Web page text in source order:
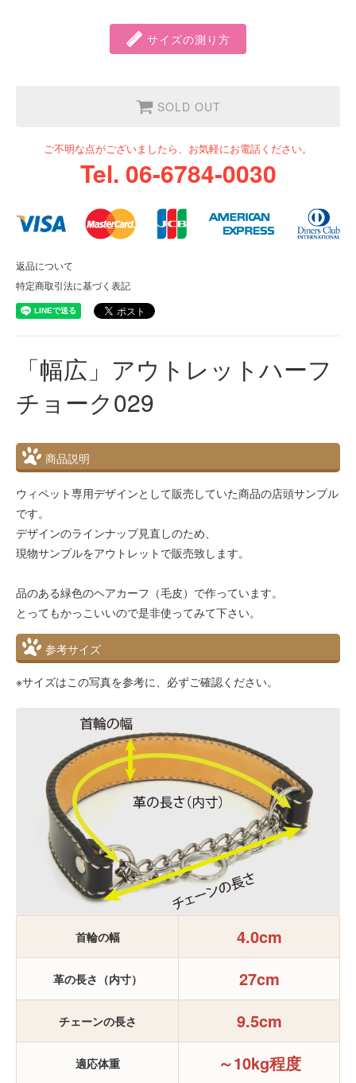
サイズの測り方
SOLD OUT
ご不明な点がございましたら、お気軽にお電話ください。
Tel. 06-6784-0030
返品について
特定商取引法に基づく表記
「幅広」アウトレットハーフ
チョーク029
商品説明
ウィペット専用デザインとして販売していた商品の店頭サンプル
です。
デザインのラインナップ見直しのため、
現物サンプルをアウトレットで販売致します。
品のある緑色のヘアカーフ（毛皮）で作っています。
とってもかっこいいので是非使ってみて下さい。
参考サイズ
※サイズはこの写真を参考に、必ずご確認ください。
首輪の幅 4.0cm
革の長さ（内寸） 27cm
チェーンの長さ 9.5cm
適応体重 ～10kg程度